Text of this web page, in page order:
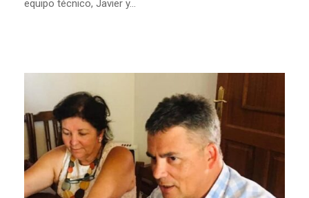
equipo técnico, Javier y...